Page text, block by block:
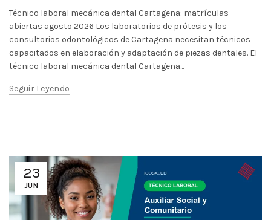
Técnico laboral mecánica dental Cartagena: matrículas
abiertas agosto 2026 Los laboratorios de prótesis y los
consultorios odontológicos de Cartagena necesitan técnicos
capacitados en elaboración y adaptación de piezas dentales. El
técnico laboral mecánica dental Cartagena...
Seguir Leyendo
23
JUN